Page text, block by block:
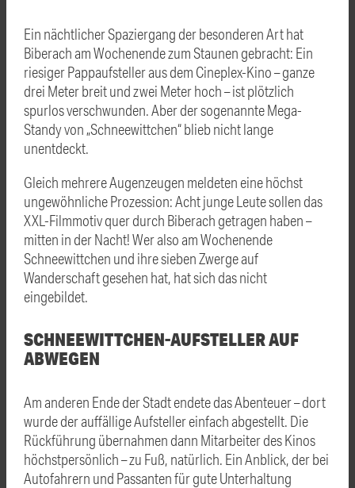
Ein nächtlicher Spaziergang der besonderen Art hat
Biberach am Wochenende zum Staunen gebracht: Ein
riesiger Pappaufsteller aus dem Cineplex-Kino – ganze
drei Meter breit und zwei Meter hoch – ist plötzlich
spurlos verschwunden. Aber der sogenannte Mega-
Standy von „Schneewittchen“ blieb nicht lange
unentdeckt.
Gleich mehrere Augenzeugen meldeten eine höchst
ungewöhnliche Prozession: Acht junge Leute sollen das
XXL-Filmmotiv quer durch Biberach getragen haben –
mitten in der Nacht! Wer also am Wochenende
Schneewittchen und ihre sieben Zwerge auf
Wanderschaft gesehen hat, hat sich das nicht
eingebildet.
SCHNEEWITTCHEN-AUFSTELLER AUF
ABWEGEN
Am anderen Ende der Stadt endete das Abenteuer – dort
wurde der auffällige Aufsteller einfach abgestellt. Die
Rückführung übernahmen dann Mitarbeiter des Kinos
höchstpersönlich – zu Fuß, natürlich. Ein Anblick, der bei
Autofahrern und Passanten für gute Unterhaltung